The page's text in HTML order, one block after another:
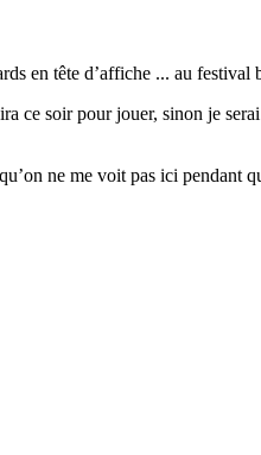
en tête d’affiche ... au festival
ce soir pour jouer, sinon je
ne me voit pas ici pendant